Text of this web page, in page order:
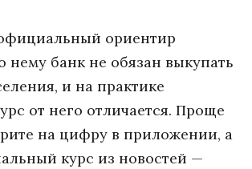
ориентир
нему банк не обязан выкупать
и на практике
от него отличается. Проще
на цифру в приложении, а
курс из новостей —